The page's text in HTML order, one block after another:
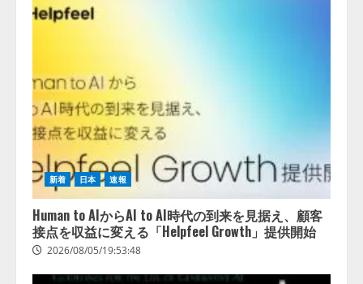
新着 日本 速報
Human to AIからAI to AI時代の到来を見据え、顧客
接点を収益に変える「Helpfeel Growth」提供開始
2026/08/05/19:53:48